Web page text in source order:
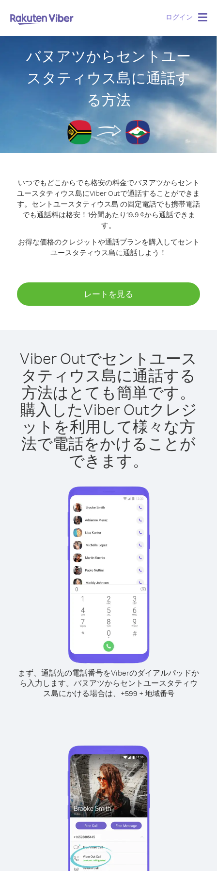
ログイン
バヌアツからセントユー
スタティウス島に通話す
る方法
いつでもどこからでも格安の料金でバヌアツからセント
ユースタティウス島にViber Outで通話することができま
す。 セントユースタティウス島 の固定電話でも携帯電話
でも通話料は格安！1分間あたり19.9 ¢から通話できま
す。
お得な価格のクレジットや通話プランを購入してセント
ユースタティウス島に通話しよう！
レートを見る
Viber Outでセントユース
タティウス島に通話する
方法はとても簡単です。
購入したViber Outクレジ
ットを利用して様々な方
法で電話をかけることが
できます。
まず、通話先の電話番号をViberのダイアルパッドか
ら入力します。 バヌアツからセントユースタティウ
ス島にかける場合は、
+599 + 地域番号